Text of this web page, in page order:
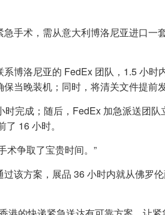
手术，需从意大利博洛尼亚进口一
博洛尼亚的 FedEx 团队，1.5 小时
当晚装机；同时，将清关文件提前
完成；随后，FedEx 加急派送团
16 小时。
术争取了宝贵时间。”
该方案，展品 36 小时内就从佛罗